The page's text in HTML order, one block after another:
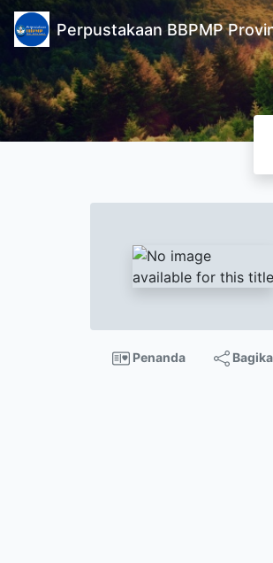
Perpustakaan BBPMP
Penanda